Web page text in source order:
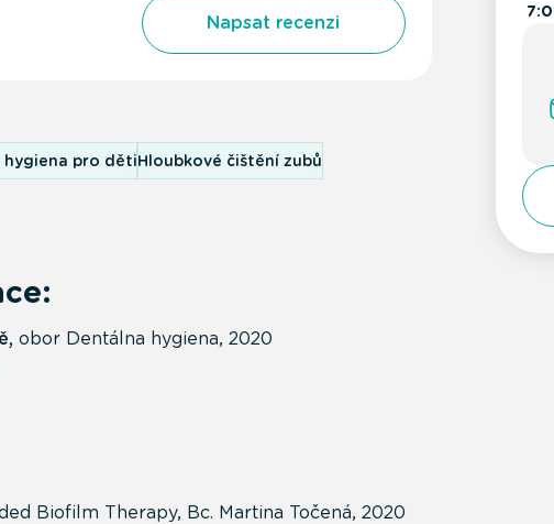
Napsat recenzi
hygiena pro dětiHloubkové čištění zubů
obor Dentálna hygiena, 2020
Biofilm Therapy, Bc. Martina Točená, 2020